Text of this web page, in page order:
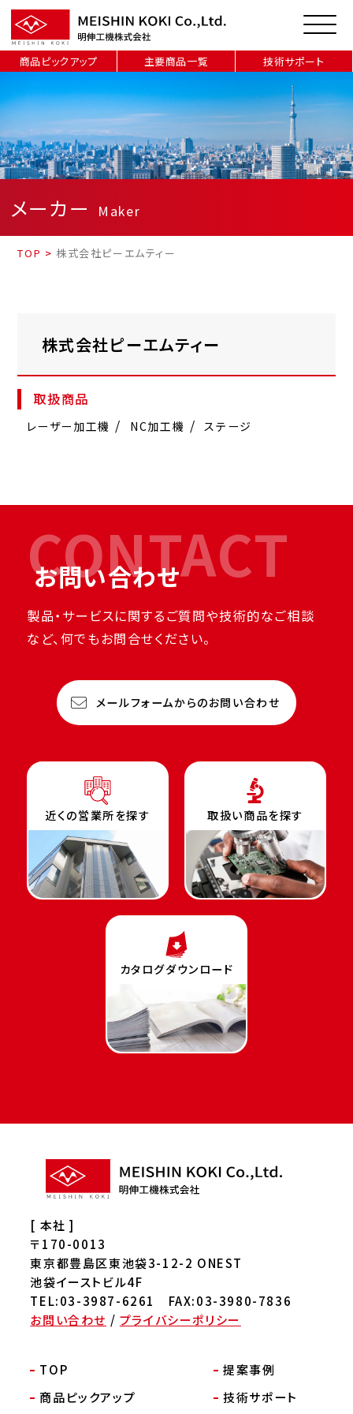
商品ピックアップ 主要商品一覧 技術サポート
メーカー Maker
TOP > 株式会社ピーエムティー
株式会社ピーエムティー
取扱商品
レーザー加工機 NC加工機 ステージ
CONTACT
お問い合わせ
製品・サービスに関するご質問や技術的なご相談
など、何でもお問合せください。
メールフォームからのお問い合わせ
近くの営業所を探す 取扱い商品を探す
カタログダウンロード
[ 本社 ]
〒170-0013
東京都豊島区東池袋3-12-2 ONEST
池袋イーストビル4F
TEL:03-3987-6261 FAX:03-3980-7836
お問い合わせ / プライバシーポリシー
TOP
提案事例
商品ピックアップ
技術サポート